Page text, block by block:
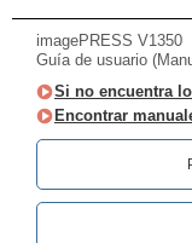
imagePRESS V1350
Guía de usuario
Si no encuentra
Encontrar